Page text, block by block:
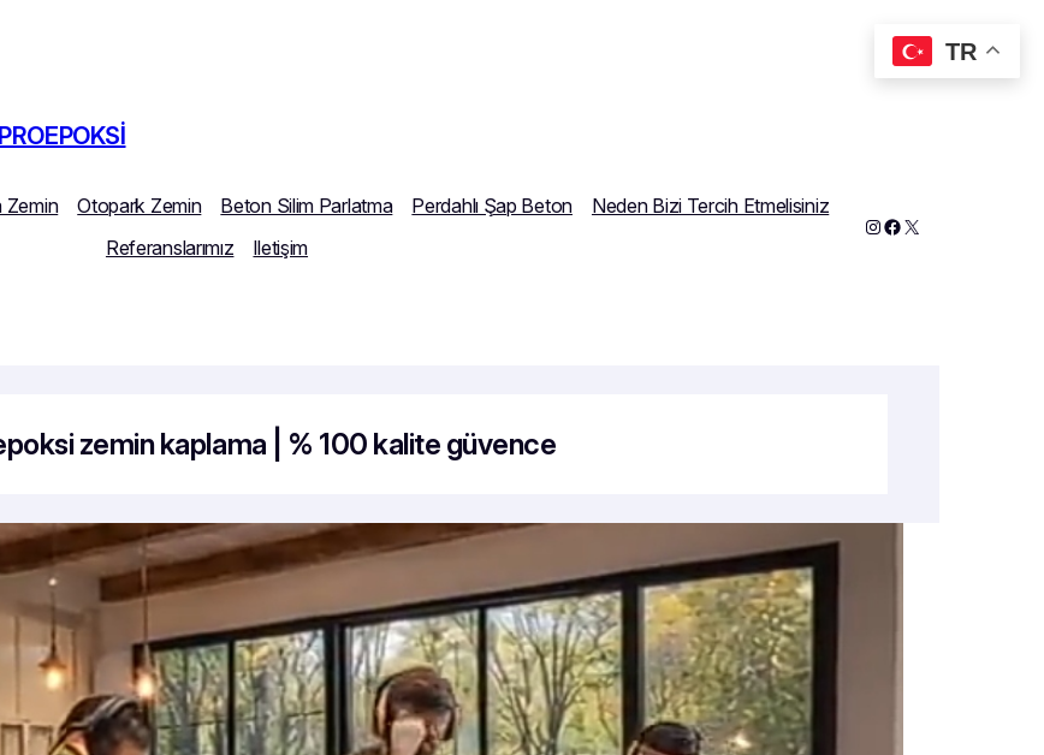
Zemin Otopark Zemin Beton Silim Parlatma Perdahlı Şap Beton
Neden Bizi Tercih Etmelisiniz
Referanslarımız
Iletişim
Instagram
Facebook
X
epoksi zemin kaplama | % 100 kalite güvence
TR